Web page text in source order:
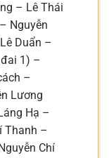
– Lê Thái
Nguyễn
Duẩn –
1) –
–
Lương
Hạ –
Thanh –
Chí